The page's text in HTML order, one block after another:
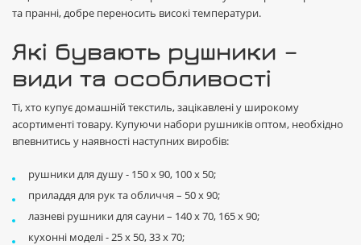
та пранні, добре переносить високі температури.
Які бувають рушники –
види та особливості
Ті, хто купує домашній текстиль, зацікавлені у широкому
асортименті товару. Купуючи набори рушників оптом, необхідно
впевнитись у наявності наступних виробів:
рушники для душу - 150 х 90, 100 х 50;
приладдя для рук та обличчя – 50 х 90;
лазневі рушники для сауни – 140 х 70, 165 х 90;
кухонні моделі - 25 х 50, 33 х 70;